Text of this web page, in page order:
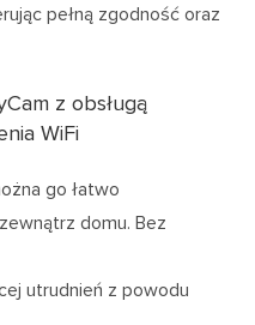
pełną zgodność oraz
z obsługą
WiFi
go łatwo
domu. Bez
utrudnień z powodu